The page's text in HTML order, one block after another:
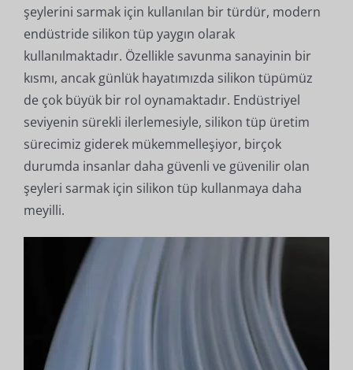
şeylerini sarmak için kullanılan bir türdür, modern
endüstride silikon tüp yaygın olarak
kullanılmaktadır. Özellikle savunma sanayinin bir
kısmı, ancak günlük hayatımızda silikon tüpümüz
de çok büyük bir rol oynamaktadır. Endüstriyel
seviyenin sürekli ilerlemesiyle, silikon tüp üretim
sürecimiz giderek mükemmelleşiyor, birçok
durumda insanlar daha güvenli ve güvenilir olan
şeyleri sarmak için silikon tüp kullanmaya daha
meyilli.